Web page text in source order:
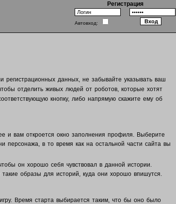
Регистрация
Автовход:
регистрационных данных, не забывайте указывать ваш
отделить живых людей от роботов, которые хотят
кнопку, либо напрямую скажите ему об
и вам откроется окно заполнения профиля. Выберите
персонажа, в то время как на остальной части сайта вы
он хорошо себя чувствовал в данной истории.
образы для историй, куда они хорошо впишутся.
Время старта выбирается таким, что бы оно было